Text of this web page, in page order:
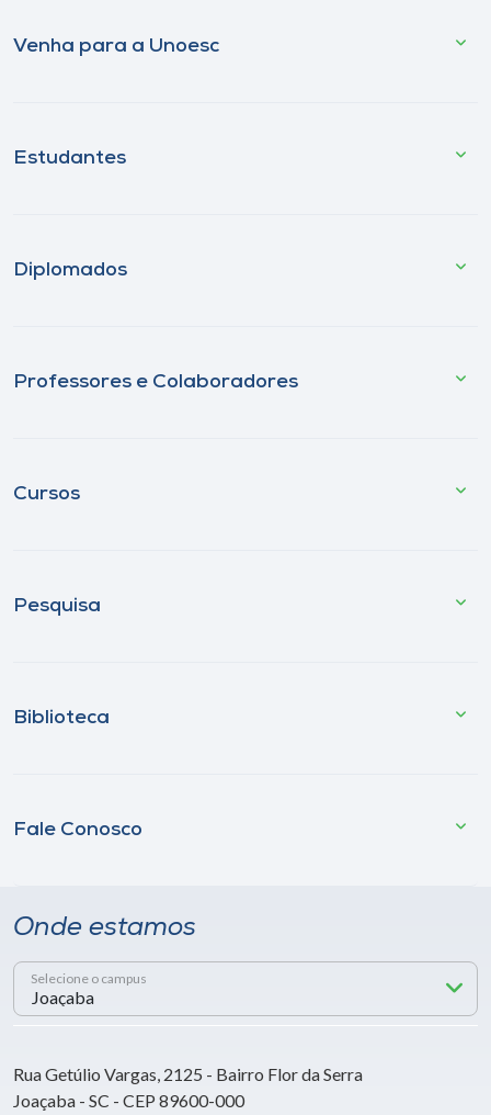
Venha para a Unoesc
Estudantes
Diplomados
Professores e Colaboradores
Cursos
Pesquisa
Biblioteca
Fale Conosco
Onde estamos
Selecione o campus
Rua Getúlio Vargas, 2125 - Bairro Flor da Serra
Joaçaba - SC - CEP 89600-000